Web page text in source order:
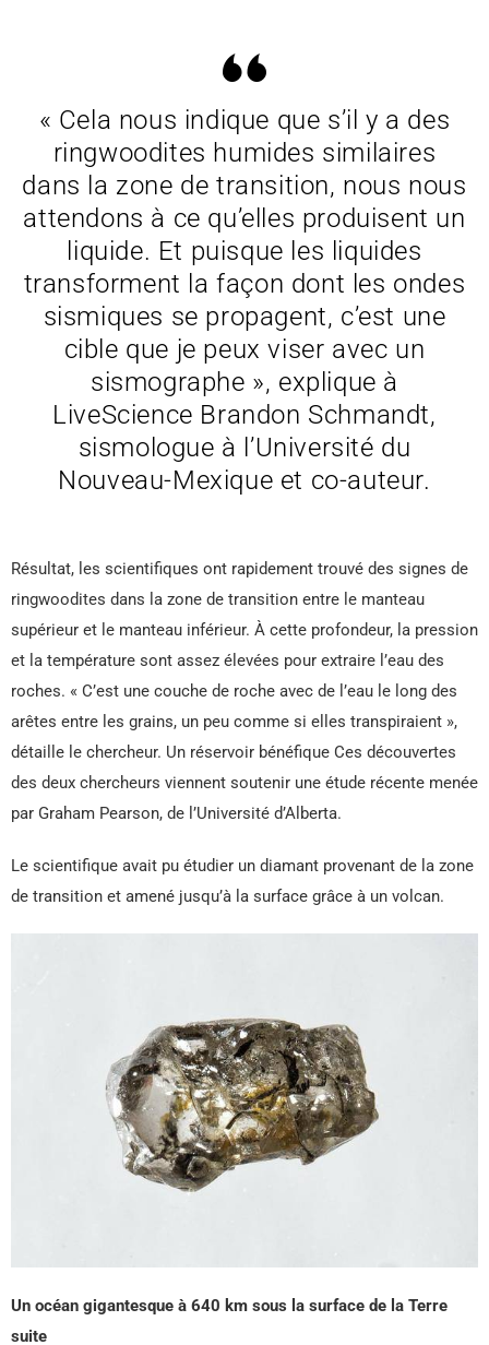
« Cela nous indique que s’il y a des
ringwoodites humides similaires
dans la zone de transition, nous nous
attendons à ce qu’elles produisent un
liquide. Et puisque les liquides
transforment la façon dont les ondes
sismiques se propagent, c’est une
cible que je peux viser avec un
sismographe », explique à
LiveScience Brandon Schmandt,
sismologue à l’Université du
Nouveau-Mexique et co-auteur.
Résultat, les scientifiques ont rapidement trouvé des signes de
ringwoodites dans la zone de transition entre le manteau
supérieur et le manteau inférieur. À cette profondeur, la pression
et la température sont assez élevées pour extraire l’eau des
roches. « C’est une couche de roche avec de l’eau le long des
arêtes entre les grains, un peu comme si elles transpiraient »,
détaille le chercheur. Un réservoir bénéfique Ces découvertes
des deux chercheurs viennent soutenir une étude récente menée
par Graham Pearson, de l’Université d’Alberta.
Le scientifique avait pu étudier un diamant provenant de la zone
de transition et amené jusqu’à la surface grâce à un volcan.
Un océan gigantesque à 640 km sous la surface de la Terre
suite